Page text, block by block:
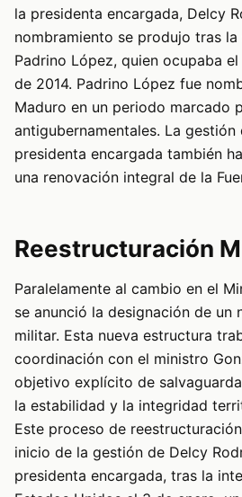
la presidenta encargada, Delcy
nombramiento se produjo tras
Padrino López, quien ocupaba
de 2014. Padrino López fue
Maduro en un periodo marcado
antigubernamentales. La
presidenta encargada también
una renovación integral de la
Reestructuración
Paralelamente al cambio en el
se anunció la designación de un
militar. Esta nueva estructura
coordinación con el ministro
objetivo explícito de
la estabilidad y la integridad
Este proceso de
inicio de la gestión de Delcy
presidenta encargada, tras la